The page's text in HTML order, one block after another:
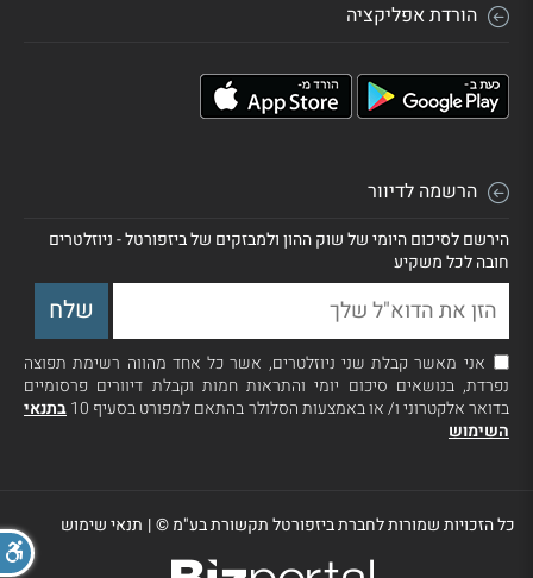
הורדת אפליקציה
הרשמה לדיוור
הירשם לסיכום היומי של שוק ההון ולמבזקים של ביזפורטל - ניוזלטרים
חובה לכל משקיע
אני מאשר קבלת שני ניוזלטרים, אשר כל אחד מהווה רשימת תפוצה
נפרדת, בנושאים סיכום יומי והתראות חמות וקבלת דיוורים פרסומיים
בדואר אלקטרוני ו/ או באמצעות הסלולר בהתאם למפורט בסעיף 10
בתנאי
השימוש
כל הזכויות שמורות לחברת ביזפורטל תקשורת בע"מ ©| תנאי שימוש